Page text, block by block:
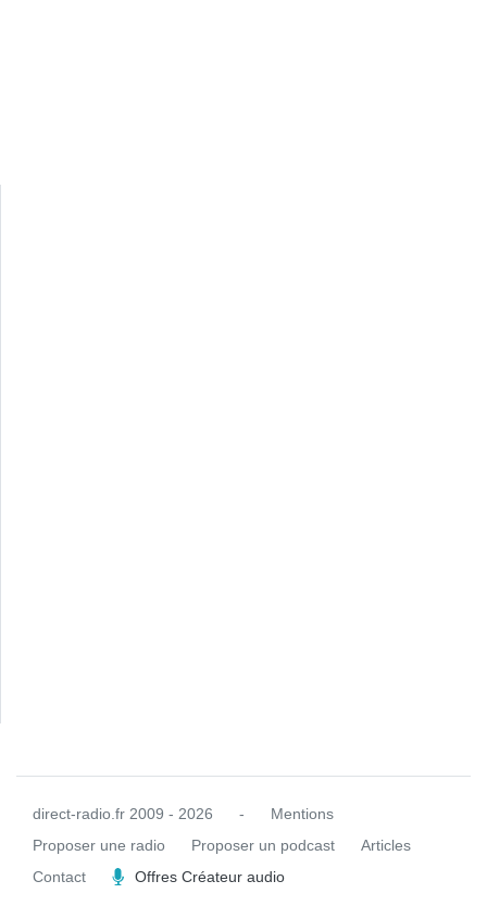
direct-radio.fr 2009 - 2026 -
Mentions
Proposer une radio
Proposer un podcast
Articles
Contact
Offres Créateur audio